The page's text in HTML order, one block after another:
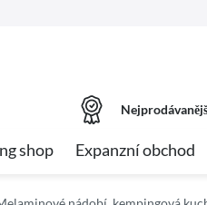
shop Expanzní obchod